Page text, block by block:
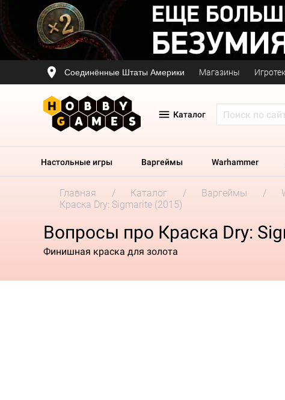
Соединённые Штаты Америки Магазины
Каталог
Настольные игры Варгеймы Warhammer
Главная Каталог Варгеймы
Краска Dry: Sigmarite (2015)
Вопросы про Краска Dry:
Финишная краска для золота